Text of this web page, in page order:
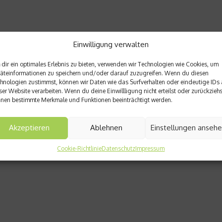
Einwilligung verwalten
dir ein optimales Erlebnis zu bieten, verwenden wir Technologien wie Cookies, um
zu speichern und/oder darauf zuzugreifen. Wenn du diesen
zustimmst, können wir Daten wie das Surfverhalten oder eindeutige IDs
Website verarbeiten. Wenn du deine Einwillligung nicht erteilst oder
bestimmte Merkmale und Funktionen beeinträchtigt werden.
Akzeptieren Ablehnen Einstellungen
Cookie-RichtlinieDatenschutzImpressum